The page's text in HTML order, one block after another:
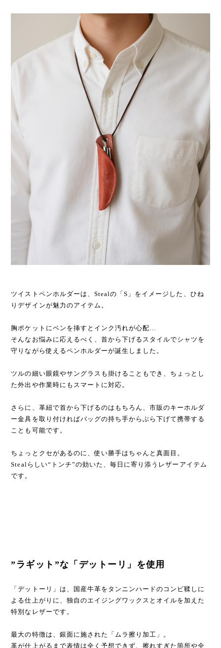
ツイストペンホルダーは、Stealの「S」をイメージした、ひね
りデザインが魅力のアイテム。
胸ポケットにペンを挿すとインク汚れが心配…
そんなお悩みに応えるべく、首から下げるスタイルでシャツを
守りながら使えるペンホルダーが誕生しました。
ツルの細い眼鏡やサングラスも掛けることもでき、ちょっとし
た外出や作業時にもスマートに対応。
さらに、革紐で首から下げるのはもちろん、市販のキーホルダ
ー金具を取り付ければバッグの持ち手からぶら下げて携帯する
ことも可能です。
ちょっとクセがあるのに、使い勝手はちゃんと真面目。
Stealらしい“トンチ”の効いた、毎日に寄り添うレザーアイテム
です。
”ラギット”な「デットーリ」を使用
「デットーリ」は、国産牛革をタンニンハードのコンビ鞣しに
よる仕上がりに、独自のエイジングワックスとオイルを加えた
特別なレザーです。
最大の特徴は、銀面に施された「ムラ擦り加工」。
革が仕上がるまで表情は全く予想できず、擦れすぎた箇所や全